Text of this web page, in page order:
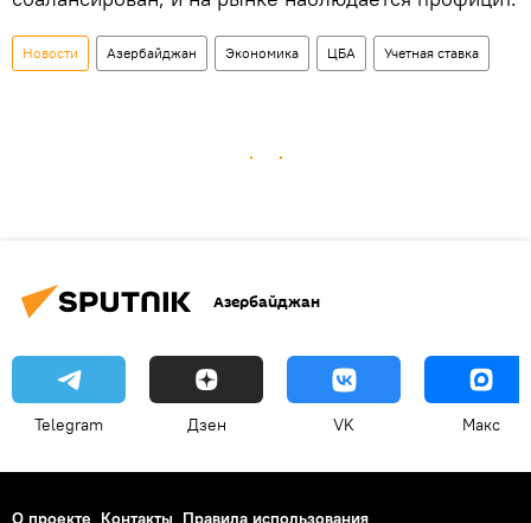
Новости Азербайджан Экономика ЦБА Учетная ставка
Азербайджан
Telegram Дзен VK Макс
О проекте Контакты Правила использования